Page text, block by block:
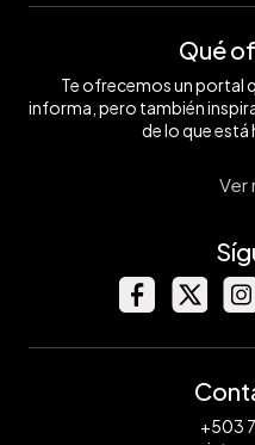
Qué
Te ofrecemos un portal
informa, pero también
de lo que está
Ver
+503